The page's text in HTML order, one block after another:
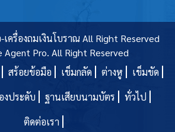
ครื่องถมเงินโบราณ All Right Reserved
Agent Pro. All Right Reserved
สร้อยข้อมือ เข็มกลัด ต่างหู
เข็มขัด
งประดับ
ฐานเสียบนามบัตร
ทั่วไป
ติดต่อเรา